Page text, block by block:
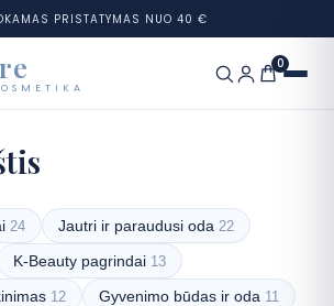
PRISTATYMAS NUO 40 €
0
24 Jautri ir paraudusi oda 22
K-Beauty pagrindai 13
12 Gyvenimo būdas ir oda 11